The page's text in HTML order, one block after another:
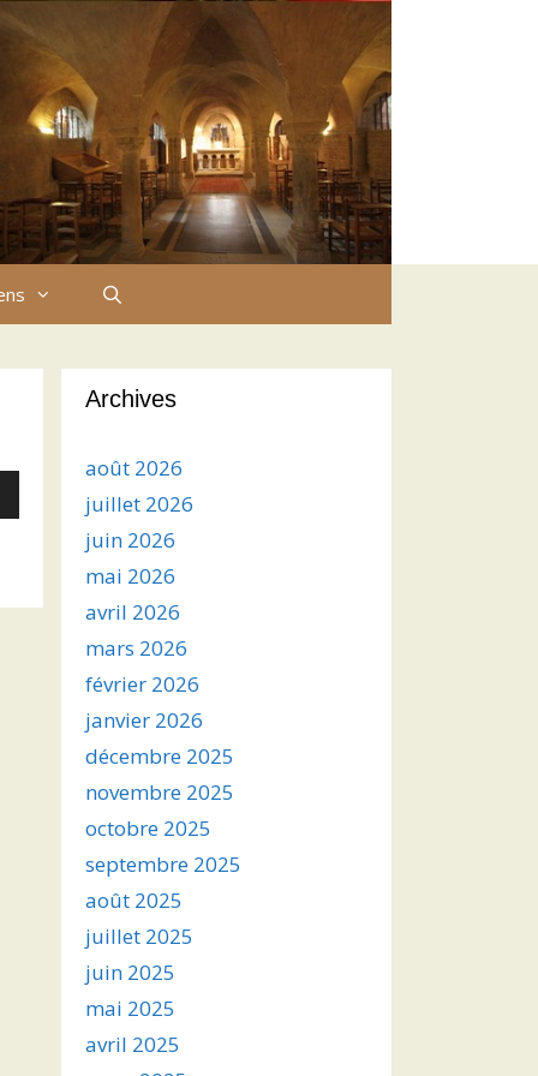
Archives
août 2026
juillet 2026
juin 2026
mai 2026
avril 2026
mars 2026
février 2026
janvier 2026
décembre 2025
novembre 2025
octobre 2025
septembre 2025
août 2025
juillet 2025
juin 2025
mai 2025
avril 2025